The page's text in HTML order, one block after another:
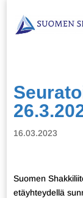
16.03.2023
Suomen
etäyhteydellä